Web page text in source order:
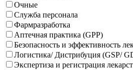
Очные
Служба персонала
Фармразработка
Аптечная практика (GPP)
Безопасность и эффективность
Логистика/ Дистрибуция (GSP/
Экспертиза и регистрация